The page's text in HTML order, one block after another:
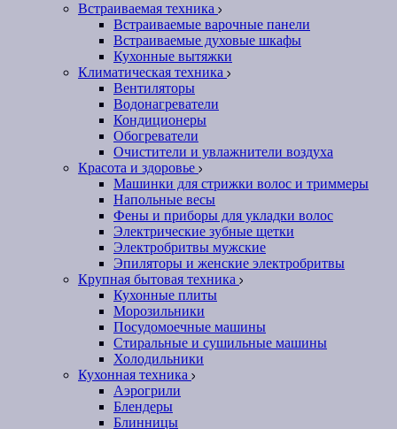
Встраиваемая техника
Встраиваемые варочные панели
Встраиваемые духовые шкафы
Кухонные вытяжки
Климатическая техника
Вентиляторы
Водонагреватели
Кондиционеры
Обогреватели
Очистители и увлажнители воздуха
Красота и здоровье
Машинки для стрижки волос и триммеры
Напольные весы
Фены и приборы для укладки волос
Электрические зубные щетки
Электробритвы мужские
Эпиляторы и женские электробритвы
Крупная бытовая техника
Кухонные плиты
Морозильники
Посудомоечные машины
Стиральные и сушильные машины
Холодильники
Кухонная техника
Аэрогрили
Блендеры
Блинницы